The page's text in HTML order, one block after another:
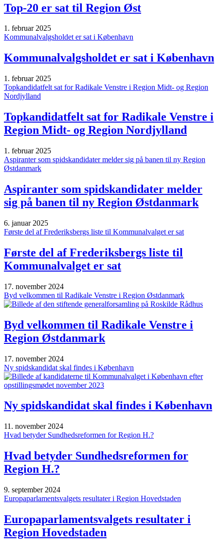
Top-20 er sat til Region Øst
1. februar 2025
Kommunalvalgsholdet er sat i København
Kommunalvalgsholdet er sat i København
1. februar 2025
Topkandidatfelt sat for Radikale Venstre i Region Midt- og Region
Nordjylland
Topkandidatfelt sat for Radikale Venstre i
Region Midt- og Region Nordjylland
1. februar 2025
Aspiranter som spidskandidater melder sig på banen til ny Region
Østdanmark
Aspiranter som spidskandidater melder
sig på banen til ny Region Østdanmark
6. januar 2025
Første del af Frederiksbergs liste til Kommunalvalget er sat
Første del af Frederiksbergs liste til
Kommunalvalget er sat
17. november 2024
Byd velkommen til Radikale Venstre i Region Østdanmark
Byd velkommen til Radikale Venstre i
Region Østdanmark
17. november 2024
Ny spidskandidat skal findes i København
Ny spidskandidat skal findes i København
11. november 2024
Hvad betyder Sundhedsreformen for Region H.?
Hvad betyder Sundhedsreformen for
Region H.?
9. september 2024
Europaparlamentsvalgets resultater i Region Hovedstaden
Europaparlamentsvalgets resultater i
Region Hovedstaden